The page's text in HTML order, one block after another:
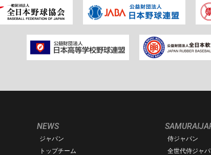
NEWS
ジャパン
トップチーム
侍ジャパン
全世代侍ジャ